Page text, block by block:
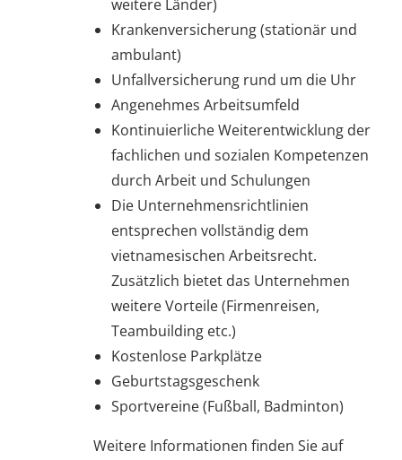
weitere Länder)
Krankenversicherung (stationär und
ambulant)
Unfallversicherung rund um die Uhr
Angenehmes Arbeitsumfeld
Kontinuierliche Weiterentwicklung der
fachlichen und sozialen Kompetenzen
durch Arbeit und Schulungen
Die Unternehmensrichtlinien
entsprechen vollständig dem
vietnamesischen Arbeitsrecht.
Zusätzlich bietet das Unternehmen
weitere Vorteile (Firmenreisen,
Teambuilding etc.)
Kostenlose Parkplätze
Geburtstagsgeschenk
Sportvereine (Fußball, Badminton)
Weitere Informationen finden Sie auf